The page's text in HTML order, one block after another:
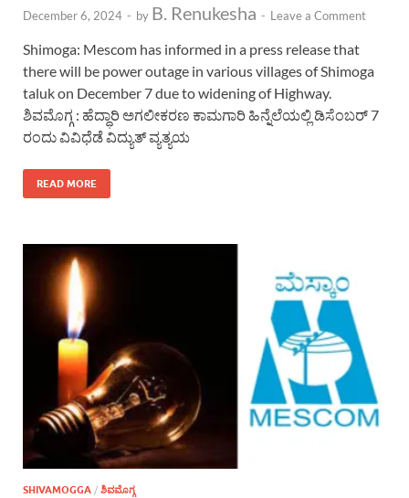
December 6, 2024 - by B. Renukesha - Leave a Comment
Shimoga: Mescom has informed in a press release that
there will be power outage in various villages of Shimoga
taluk on December 7 due to widening of Highway.
ಶಿವಮೊಗ್ಗ : ಹೆದ್ಧಾರಿ ಅಗಲೀಕರಣ ಕಾಮಗಾರಿ ಹಿನ್ನೆಲೆಯಲ್ಲಿ ಡಿಸೆಂಬರ್ 7
ರಂದು ವಿವಿಧೆಡೆ ವಿದ್ಯುತ್ ವ್ಯತ್ಯಯ
READ MORE
SHIVAMOGGA / ಶಿವಮೊಗ್ಗ